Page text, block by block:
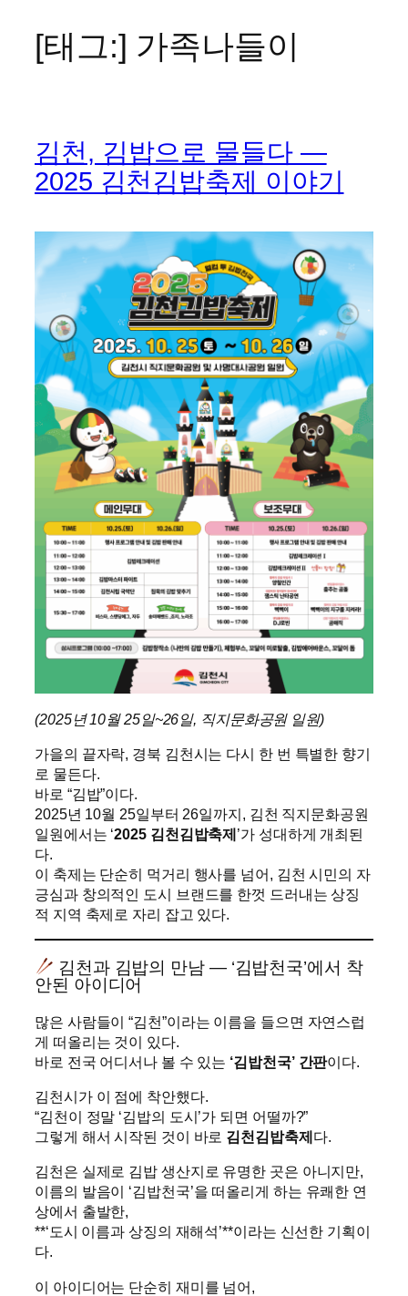
[태그:] 가족나들이
김천, 김밥으로 물들다 —
2025 김천김밥축제 이야기
(2025년 10월 25일~26일, 직지문화공원 일원)
가을의 끝자락, 경북 김천시는 다시 한 번 특별한 향기
로 물든다.
바로 “김밥”이다.
2025년 10월 25일부터 26일까지, 김천 직지문화공원
일원에서는 ‘2025 김천김밥축제’가 성대하게 개최된
다.
이 축제는 단순히 먹거리 행사를 넘어, 김천 시민의 자
긍심과 창의적인 도시 브랜드를 한껏 드러내는 상징
적 지역 축제로 자리 잡고 있다.
김천과 김밥의 만남 — ‘김밥천국’에서 착
안된 아이디어
많은 사람들이 “김천”이라는 이름을 들으면 자연스럽
게 떠올리는 것이 있다.
바로 전국 어디서나 볼 수 있는 ‘김밥천국’ 간판이다.
김천시가 이 점에 착안했다.
“김천이 정말 ‘김밥의 도시’가 되면 어떨까?”
그렇게 해서 시작된 것이 바로 김천김밥축제다.
김천은 실제로 김밥 생산지로 유명한 곳은 아니지만,
이름의 발음이 ‘김밥천국’을 떠올리게 하는 유쾌한 연
상에서 출발한,
**‘도시 이름과 상징의 재해석’**이라는 신선한 기획이
다.
이 아이디어는 단순히 재미를 넘어,